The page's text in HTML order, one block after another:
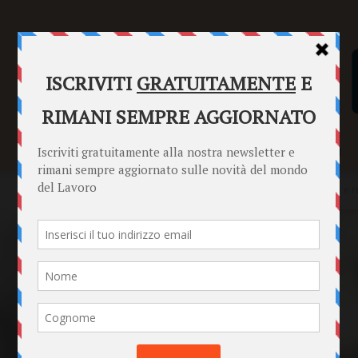
SENTENZE FORMULARI PUNTO INFORMAZIONI
Home EMERGENZA CORONAVIRUS Assegno mensile invalidità